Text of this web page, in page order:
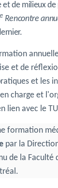
et de milieux
e Rencontre
et de
et les
charge et
lien avec le
formation
par la
de la Faculté